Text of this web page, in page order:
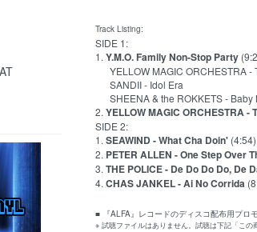
Track Listing:
SIDE 1:
1. Y.M.O. Family Non-Stop Party
YELLOW MAGIC ORCHESTRA -
SANDII - Idol Era
SHEENA & the ROKKETS - Baby
2. YELLOW MAGIC ORCHESTRA -
SIDE 2:
1. SEAWIND - What Cha Doin' (4:54)
2. PETER ALLEN - One Step Over
3. THE POLICE - De Do Do Do, De
4. CHAS JANKEL - Ai No Corrida
■ 『ALFA』レコードのディスコ配布用プロ
※ 試聴ファイルはありません。試聴は下記「この